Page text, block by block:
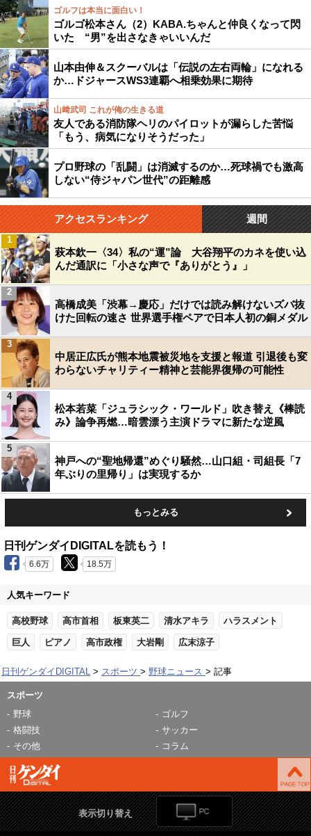
ゴルフは本当に面白い！
ゴルゴ松本さん（2）KABA.ちゃんと仲良くなって閃
いた “男”を出さなきゃいいんだ
山本由伸＆スクーバルは「伝説の左右両輪」になれる
か…ドジャースWS3連覇へ相乗効果に期待
山﨑武司 これが俺の生きる道
友人である消防隊ヘリのパイロットが漏らした苦悩
「もう、病気になりそうだった」
プロ野球の「乱闘」は消滅するのか…死球禍でも激高
しない“侍ジャパン世代”の距離感
アクセスランキング 週間
萩本欽一〈34〉私の“運”論 大谷翔平のカネを使い込
んだ通訳に「小さな声で『ありがとう』」
1
高橋成美「渋幕→慶応」だけでは読み解けないズバ抜
けた回転の速さ 世界選手権ペアで日本人初の銅メダル
2
中居正広氏が熊本地震被災地を支援と報道 引退後も変
わらないチャリティー精神と芸能界復帰の可能性
3
松本若菜「ジュラシック・ワールド」吹き替え《棒読
み》論争再燃…暗雲漂う主演ドラマに新たな逆風
4
神戸への“聖地帰還”めぐり騒然…山口組・司組長「7
年ぶりの里帰り」は実現するか
5
もっとみる
日刊ゲンダイDIGITALを読もう！
6.6万 18.5万
人気キーワード
高校野球 高市首相 板東英二 清水アキラ ハラスメント
巨人 ピアノ 高市政権 大岩剛 広末涼子
日刊ゲンダイDIGITAL スポーツ 野球ニュース 記事
スポーツ
野球
ゴルフ
格闘技
サッカー
その他
コラム
表示切り替え